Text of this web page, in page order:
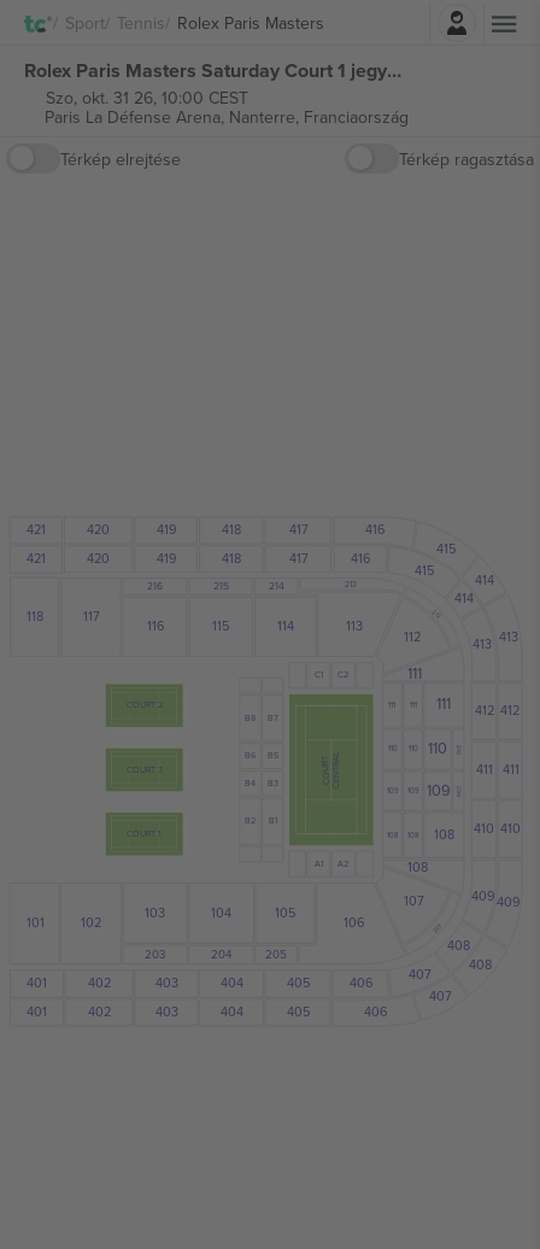
Sport Tennis Rolex Paris MastersBelépés
Rolex Paris Masters Saturday Court 1 jegyek
Szo, okt. 31 26, 10:00 CEST
Paris La Défense Arena, Nanterre, Franciaország
Térkép elrejtése
Térkép ragasztása
C1 C2
B1
B3
B5
B7
A1 A2
109
110
108
111
108
109
110
111
107
112
207
212
111
108
111
110
109
108
106
113
213
104 105
114
115
205
204
214
215
404
418
412
411
410
405 407
406
417 416
415
414
413
409
408
418 417
412
411
410
405
404
416
415
414
413
409
408
407
406
403
402
401
421 420 419
421 420 419
403
402
401
101 102
103
116
117
118
203
216
COURT 3
COURT 2
COURT
B2
B4
B6
B8
COURT 1
CENTRAL